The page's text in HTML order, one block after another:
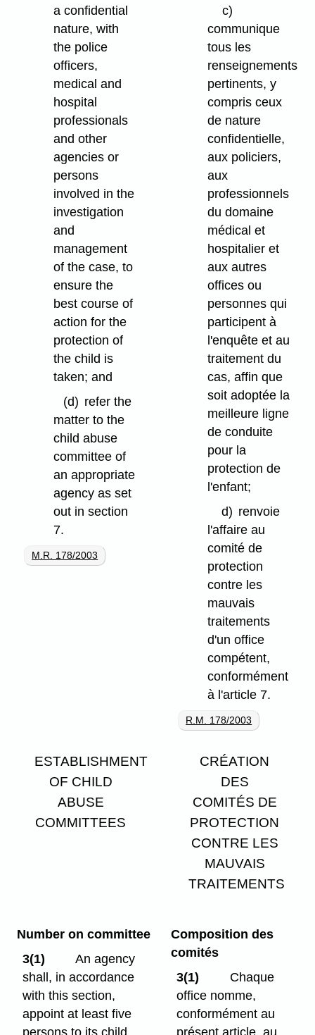
a confidential
nature, with
the police
officers,
medical and
hospital
professionals
and other
agencies or
persons
involved in the
investigation
and
management
of the case, to
ensure the
best course of
action for the
protection of
the child is
taken; and
(d) refer the
matter to the
child abuse
committee of
an appropriate
agency as set
out in section
7.
M.R. 178/2003
c)
communique
tous les
renseignements
pertinents, y
compris ceux
de nature
confidentielle,
aux policiers,
aux
professionnels
du domaine
médical et
hospitalier et
aux autres
offices ou
personnes qui
participent à
l'enquête et au
traitement du
cas, affin que
soit adoptée la
meilleure ligne
de conduite
pour la
protection de
l'enfant;
d) renvoie
l'affaire au
comité de
protection
contre les
mauvais
traitements
d'un office
compétent,
conformément
à l'article 7.
R.M. 178/2003
ESTABLISHMENT
OF CHILD
ABUSE
COMMITTEES
CRÉATION
DES
COMITÉS DE
PROTECTION
CONTRE LES
MAUVAIS
TRAITEMENTS
Number on committee
3(1)
An agency
shall, in accordance
with this section,
appoint at least five
Composition des
comités
3(1)
Chaque
office nomme,
conformément au